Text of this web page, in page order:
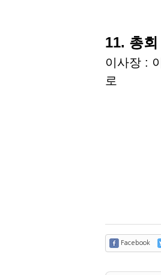
11. 총
이사장 :
Facebook